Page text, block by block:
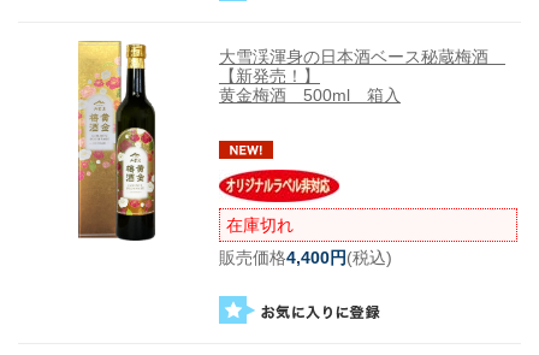
大雪渓渾身の日本酒ベース秘蔵梅酒
【新発売！】
黄金梅酒 500ml 箱入
在庫切れ
販売価格4,400円(税込)